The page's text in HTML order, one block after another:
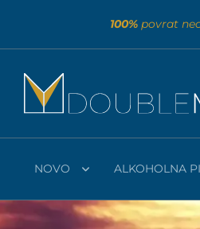
100% povrat
NOVO ALKOHOLNA